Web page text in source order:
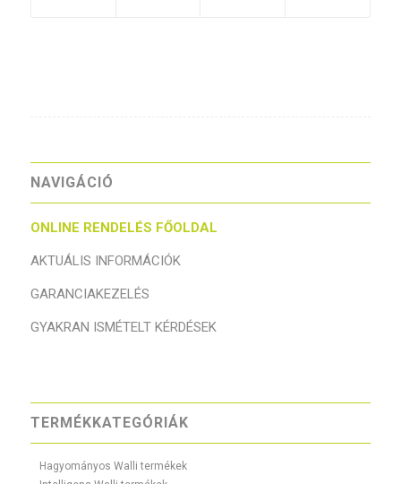
NAVIGÁCIÓ
ONLINE RENDELÉS FŐOLDAL
AKTUÁLIS INFORMÁCIÓK
GARANCIAKEZELÉS
GYAKRAN ISMÉTELT KÉRDÉSEK
TERMÉKKATEGÓRIÁK
Hagyományos Walli termékek